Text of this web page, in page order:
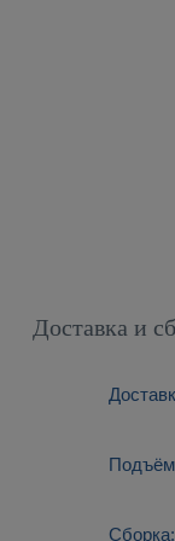
Доставка и